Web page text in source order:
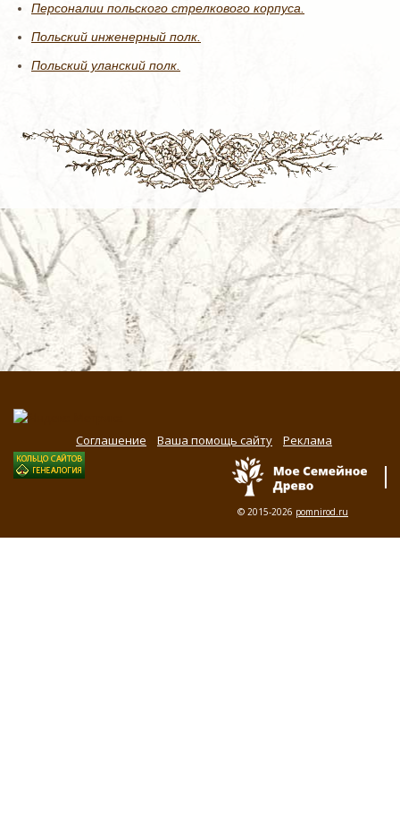
Персоналии польского стрелкового корпуса.
Польский инженерный полк.
Польский уланский полк.
Соглашение Ваша помощь сайту Реклама
© 2015-2026 pomnirod.ru